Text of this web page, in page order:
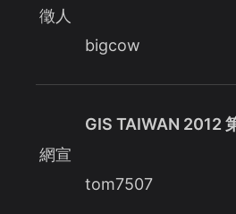
徵人
bigcow
網宣
GIS TAIWAN 2012
tom7507